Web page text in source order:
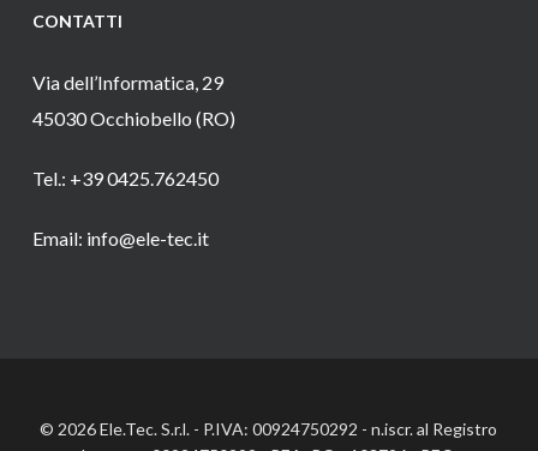
CONTATTI
Via dell’Informatica, 29
45030 Occhiobello (RO)
Tel.: +39 0425.762450
Email: info@ele-tec.it
© 2026 Ele.Tec. S.r.l. - P.IVA: 00924750292 - n.iscr. al Registro